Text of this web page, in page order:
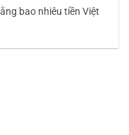
bao nhiêu tiền Việt